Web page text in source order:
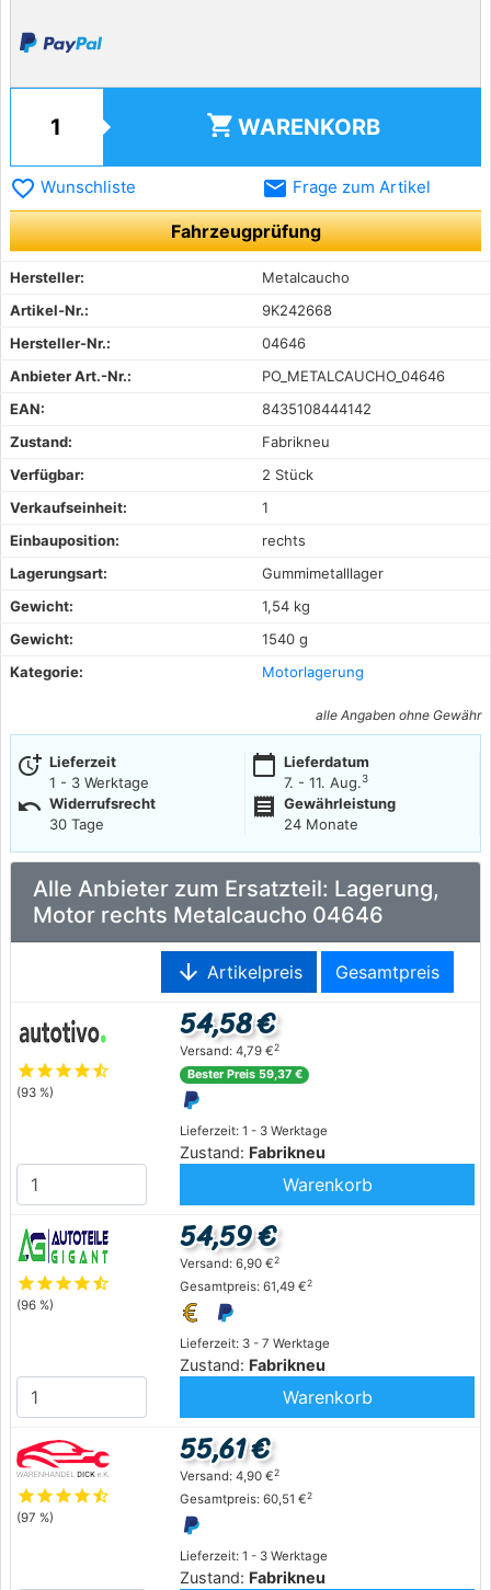
shopping_cart WARENKORB
favorite_border Wunschliste email Frage zum Artikel
Fahrzeugprüfung
Hersteller:
Metalcaucho
Artikel-Nr.:
9K242668
Hersteller-Nr.:
04646
Anbieter Art.-Nr.:
PO_METALCAUCHO_04646
EAN:
8435108444142
Zustand:
Fabrikneu
Verfügbar:
2 Stück
Verkaufseinheit:
1
Einbauposition:
rechts
Lagerungsart:
Gummimetalllager
Gewicht:
1,54 kg
Gewicht:
1540 g
Kategorie:
Motorlagerung
alle Angaben ohne Gewähr
more_time Lieferzeit
1 - 3 Werktage
calendar_today Lieferdatum
7. - 11. Aug.3
undo Widerrufsrecht
30 Tage
receipt
Gewährleistung
24 Monate
Alle Anbieter zum Ersatzteil: Lagerung,
Motor rechts Metalcaucho 04646
arrow_downward Artikelpreis Gesamtpreis
starstarstarstarstar_half
(93 %)
Lieferzeit: 1 - 3 Werktage
Zustand: Fabrikneu
54,58 €
Versand: 4,79 €2
Bester Preis 59,37 €
Warenkorb
starstarstarstarstar_half
(96 %)
Lieferzeit: 3 - 7 Werktage
Zustand: Fabrikneu
54,59 €
Versand: 6,90 €2
Gesamtpreis: 61,49 €2
Warenkorb
starstarstarstarstar_half
(97 %)
Lieferzeit: 1 - 3 Werktage
Zustand: Fabrikneu
55,61 €
Versand: 4,90 €2
Gesamtpreis: 60,51 €2